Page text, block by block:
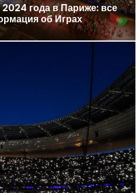
года в Париже: все
об Играх